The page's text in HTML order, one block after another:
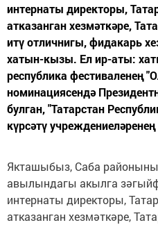
интернаты директоры,
атказанган хезмәткәре,
итү отличнигы, фидакарь
хатын-кызы. Ел ир-аты:
республика фестиваленең
номинациясендә
булган, "Татарстан
күрсәтү
Якташыбыз, Саба
авылындагы акылга
интернаты директоры,
атказанган хезмәткәре,